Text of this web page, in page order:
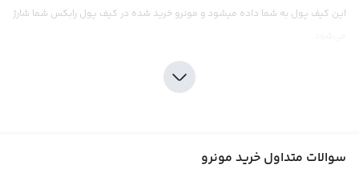
این کیف پول به شما داده میشود و مونرو خرید شده در کیف پول رابکس شما شارژ
سوالات متداول خرید مونرو